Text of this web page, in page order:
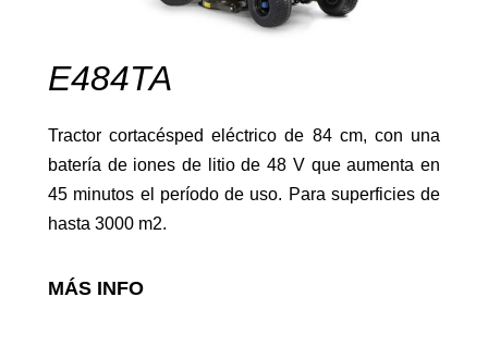
Retroexcavadoras
E484TA
Tractor cortacésped eléctrico de 84 cm, con una
batería de iones de litio de 48 V que aumenta en
45 minutos el período de uso. Para superficies de
hasta 3000 m2.
MÁS INFO